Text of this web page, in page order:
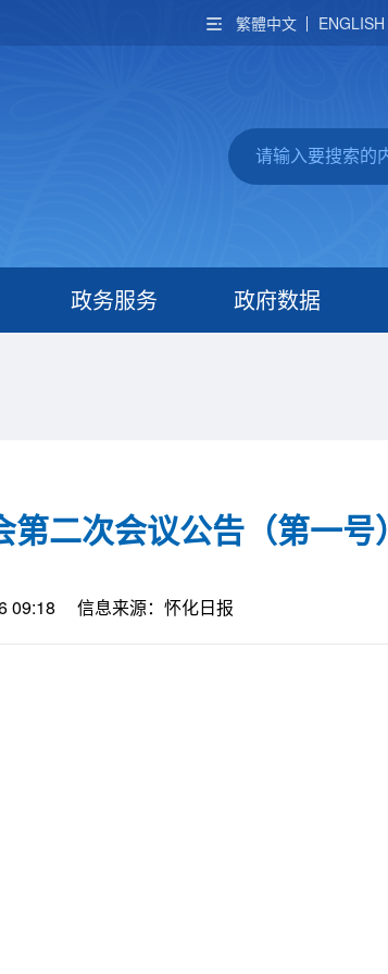
繁體中文 ENGLISH
政务服务 政府数据
二次会议公告（第一号）
09:18 信息来源：怀化日报